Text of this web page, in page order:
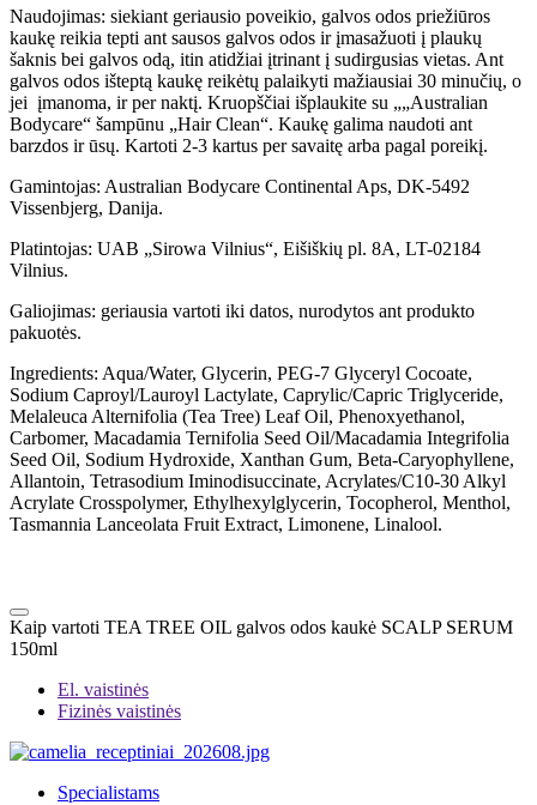
Naudojimas: siekiant geriausio poveikio, galvos odos priežiūros
kaukę reikia tepti ant sausos galvos odos ir įmasažuoti į plaukų
šaknis bei galvos odą, itin atidžiai įtrinant į sudirgusias vietas. Ant
galvos odos išteptą kaukę reikėtų palaikyti mažiausiai 30 minučių, o
jei įmanoma, ir per naktį. Kruopščiai išplaukite su „„Australian
Bodycare“ šampūnu „Hair Clean“. Kaukę galima naudoti ant
barzdos ir ūsų. Kartoti 2-3 kartus per savaitę arba pagal poreikį.
Gamintojas: Australian Bodycare Continental Aps, DK-5492
Vissenbjerg, Danija.
Platintojas: UAB „Sirowa Vilnius“, Eišiškių pl. 8A, LT-02184
Vilnius.
Galiojimas: geriausia vartoti iki datos, nurodytos ant produkto
pakuotės.
Ingredients: Aqua/Water, Glycerin, PEG-7 Glyceryl Cocoate,
Sodium Caproyl/Lauroyl Lactylate, Caprylic/Capric Triglyceride,
Melaleuca Alternifolia (Tea Tree) Leaf Oil, Phenoxyethanol,
Carbomer, Macadamia Ternifolia Seed Oil/Macadamia Integrifolia
Seed Oil, Sodium Hydroxide, Xanthan Gum, Beta-Caryophyllene,
Allantoin, Tetrasodium Iminodisuccinate, Acrylates/C10-30 Alkyl
Acrylate Crosspolymer, Ethylhexylglycerin, Tocopherol, Menthol,
Tasmannia Lanceolata Fruit Extract, Limonene, Linalool.
Kaip vartoti TEA TREE OIL galvos odos kaukė SCALP SERUM
150ml
El. vaistinės
Fizinės vaistinės
Specialistams